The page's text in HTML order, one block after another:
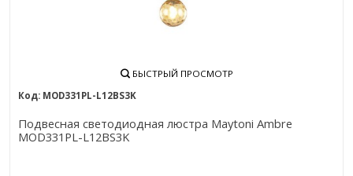
БЫСТРЫЙ ПРОСМОТР
MOD331PL-L12BS3K
Подвесная светодиодная люстра Maytoni Ambre
MOD331PL-L12BS3K